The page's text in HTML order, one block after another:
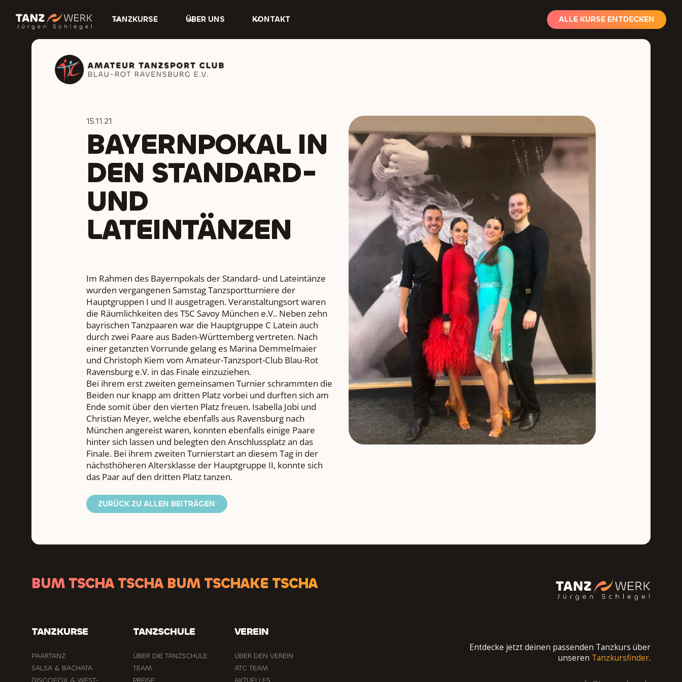
TANZKURSE ÜBER UNS KONTAKT ALLE KURSE ENTDECKEN
15.11.21
BAYERNPOKAL IN
DEN STANDARD-
UND
LATEINTÄNZEN
Im Rahmen des Bayernpokals der Standard- und Lateintänze
wurden vergangenen Samstag Tanzsportturniere der
Hauptgruppen I und II ausgetragen. Veranstaltungsort waren
die Räumlichkeiten des TSC Savoy München e.V.. Neben zehn
bayrischen Tanzpaaren war die Hauptgruppe C Latein auch
durch zwei Paare aus Baden-Württemberg vertreten. Nach
einer getanzten Vorrunde gelang es Marina Demmelmaier
und Christoph Kiem vom Amateur-Tanzsport-Club Blau-Rot
Ravensburg e.V. in das Finale einzuziehen.
Bei ihrem erst zweiten gemeinsamen Turnier schrammten die
Beiden nur knapp am dritten Platz vorbei und durften sich am
Ende somit über den vierten Platz freuen. Isabella Jobi und
Christian Meyer, welche ebenfalls aus Ravensburg nach
München angereist waren, konnten ebenfalls einige Paare
hinter sich lassen und belegten den Anschlussplatz an das
Finale. Bei ihrem zweiten Turnierstart an diesem Tag in der
nächsthöheren Altersklasse der Hauptgruppe II, konnte sich
das Paar auf den dritten Platz tanzen.
ZURÜCK ZU ALLEN BEITRÄGEN
BUM TSCHA TSCHA BUM TSCHAKE TSCHA
TANZKURSE
PAARTANZ
SALSA & BACHATA
TANZSCHULE
ÜBER DIE TANZSCHULE
TEAM
VEREIN
ÜBER DEN VEREIN
ATC TEAM
Entdecke jetzt deinen passenden Tanzkurs über
unseren Tanzkursfinder.